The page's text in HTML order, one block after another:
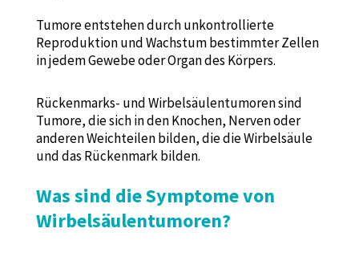
Tumore entstehen durch unkontrollierte
Reproduktion und Wachstum bestimmter Zellen
in jedem Gewebe oder Organ des Körpers.
Rückenmarks- und Wirbelsäulentumoren sind
Tumore, die sich in den Knochen, Nerven oder
anderen Weichteilen bilden, die die Wirbelsäule
und das Rückenmark bilden.
Was sind die Symptome von
Wirbelsäulentumoren?